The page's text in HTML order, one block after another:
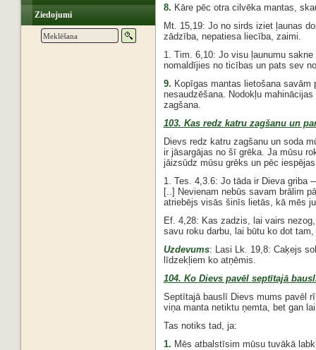
Ziedojumi
8. Kāre pēc otra cilvēka mantas,
Mt. 15,19: Jo no sirds iziet ļaunas
zādzība, nepatiesa liecība, zaimi.
1. Tim. 6,10: Jo visu ļaunumu
nomaldījies no ticības un pats sev
9. Kopīgas mantas lietošana
nesaudzēšana. Nodokļu
zagšana.
103. Kas redz katru zagšanu un
Dievs redz katru zagšanu un soda
ir jāsargājas no šī grēka. Ja mūsu
jāizsūdz mūsu grēks un pēc
1. Tes. 4,3.6: Jo tāda ir Dieva
[..] Nevienam nebūs savam brālim
atriebējs visās šinīs lietās, kā mēs
Ef. 4,28: Kas zadzis, lai vairs
savu roku darbu, lai būtu ko dot
Uzdevums: Lasi Lk. 19,8: Caķejs
līdzekļiem ko atņēmis.
104. Ko Dievs pavēl septītajā
Septītajā bauslī Dievs mums pavēl
viņa manta netiktu ņemta, bet gan
Tas notiks tad, ja:
1. Mēs atbalstīsim mūsu tuvākā